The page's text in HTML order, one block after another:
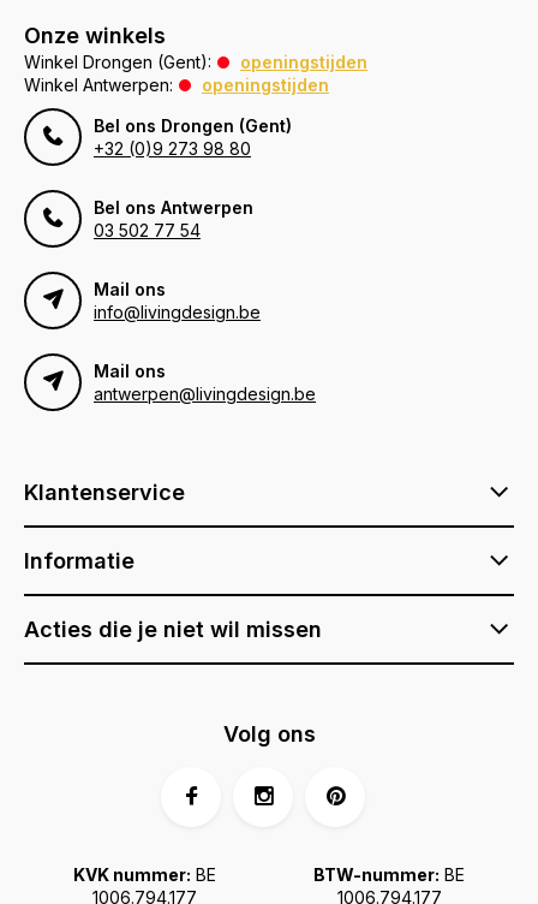
Onze winkels
Winkel Drongen (Gent):
openingstijden
Winkel Antwerpen:
openingstijden
Bel ons Drongen (Gent)
+32 (0)9 273 98 80
Bel ons Antwerpen
03 502 77 54
Mail ons
info@livingdesign.be
Mail ons
antwerpen@livingdesign.be
Klantenservice
Informatie
Acties die je niet wil missen
KVK nummer: BE
1006.794.177
BTW-nummer: BE
1006.794.177
Volg ons